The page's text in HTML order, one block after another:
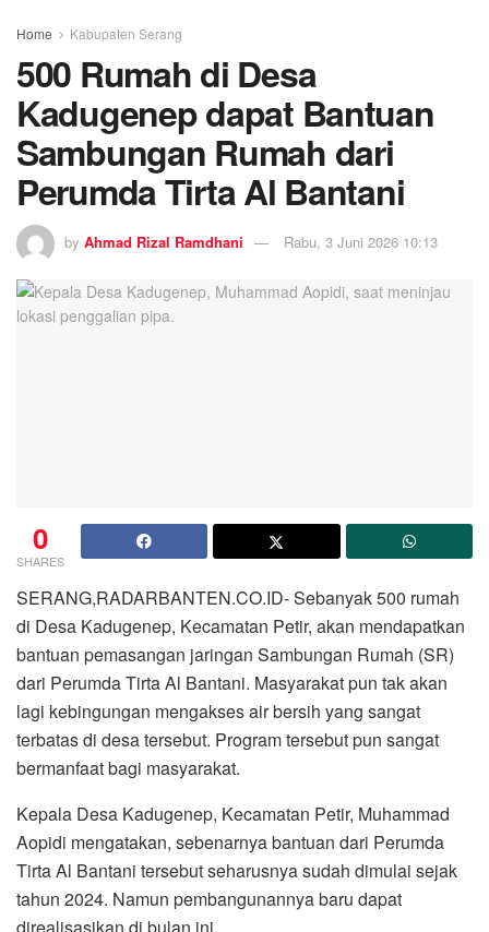
Home Kabupaten Serang
500 Rumah di Desa
Kadugenep dapat Bantuan
Sambungan Rumah dari
Perumda Tirta Al Bantani
by Ahmad Rizal Ramdhani Rabu, 3 Juni 2026 10:13
0
SHARES
SERANG,RADARBANTEN.CO.ID- Sebanyak 500 rumah
di Desa Kadugenep, Kecamatan Petir, akan mendapatkan
bantuan pemasangan jaringan Sambungan Rumah (SR)
dari Perumda Tirta Al Bantani. Masyarakat pun tak akan
lagi kebingungan mengakses air bersih yang sangat
terbatas di desa tersebut. Program tersebut pun sangat
bermanfaat bagi masyarakat.
Kepala Desa Kadugenep, Kecamatan Petir, Muhammad
Aopidi mengatakan, sebenarnya bantuan dari Perumda
Tirta Al Bantani tersebut seharusnya sudah dimulai sejak
tahun 2024. Namun pembangunannya baru dapat
direalisasikan di bulan ini.